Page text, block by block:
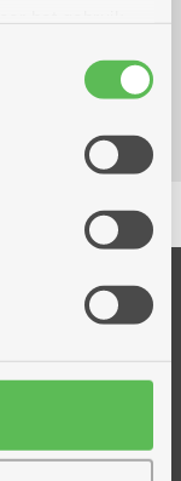
Sommige
die een
van onze
met andere